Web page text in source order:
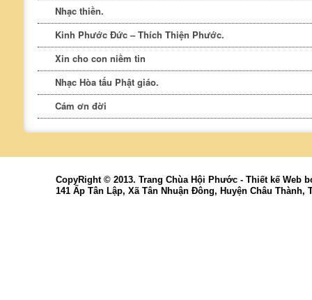
Nhạc thiền.
Kinh Phước Đức – Thích Thiện Phước.
Xin cho con niềm tin
Nhạc Hòa tấu Phật giáo.
Cám ơn đời
CopyRight © 2013. Trang Chùa Hội Phước - Thiết kế Web
141 Ấp Tân Lập, Xã Tân Nhuận Đông, Huyện Châu Thành,